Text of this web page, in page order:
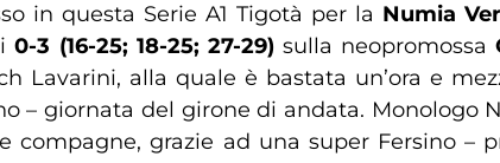
in questa Serie A1 Tigotà per la Numia
0-3 (16-25; 18-25; 27-29)sulla neopromossa
Lavarini, alla quale è bastata un’ora e
– giornata del girone di andata. Monologo
grazie ad una super Fersino –